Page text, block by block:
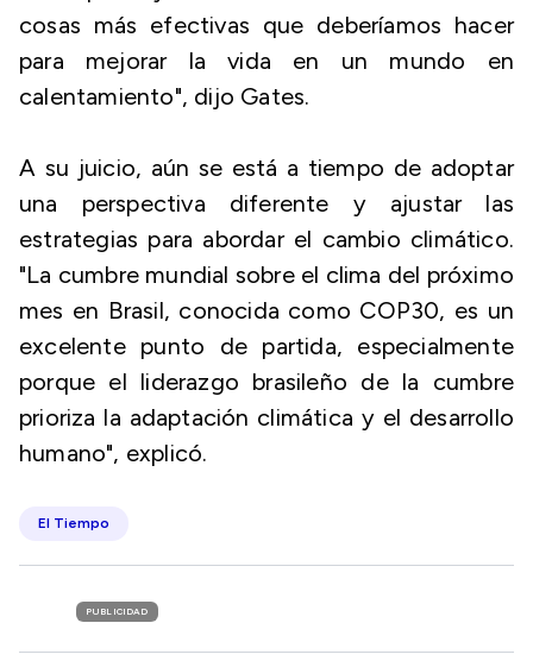
cosas más efectivas que deberíamos hacer
para mejorar la vida en un mundo en
calentamiento", dijo Gates.
A su juicio, aún se está a tiempo de adoptar
una perspectiva diferente y ajustar las
estrategias para abordar el cambio climático.
"La cumbre mundial sobre el clima del próximo
mes en Brasil, conocida como COP30, es un
excelente punto de partida, especialmente
porque el liderazgo brasileño de la cumbre
prioriza la adaptación climática y el desarrollo
humano", explicó.
El Tiempo
PUBLICIDAD